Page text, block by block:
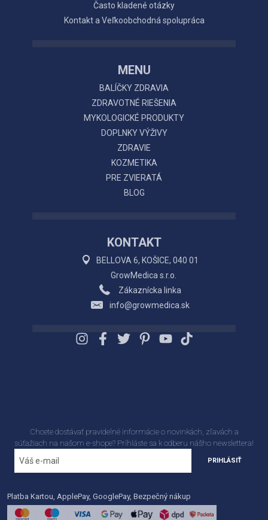
Často kladené otázky
Kontakt a Veľkoobchodná spolupráca
MENU
BALÍČKY ZDRAVIA
ZDRAVOTNÉ RIEŠENIA
MYKOLOGICKÉ PRODUKTY
DOPLNKY VÝŽIVY
ZDRAVIE
KOZMETIKA
PRE ZVIERATÁ
BLOG
KONTAKT
BELLOVA 6, KOŠICE, 040 01
GrowMedica s.r.o.
Zákaznícka linka
info@growmedica.sk
Chcete dostávať pravidelné informácie o novinkách, zľavách a
súťažiach na našom e-shope? Príhláste sa k odberu nášho newslettera!
PRIHLÁSIŤ
Platba Kartou, ApplePay, GooglePay, Bezpečný nákup